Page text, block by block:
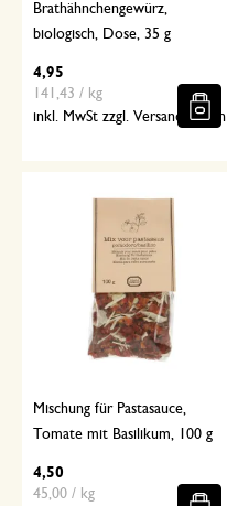
Brathähnchengewürz,
biologisch, Dose, 35 g
4,95
141,43 / kg
inkl. MwSt zzgl. Versandkosten
Mischung für Pastasauce,
Tomate mit Basilikum, 100 g
4,50
45,00 / kg